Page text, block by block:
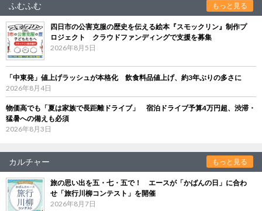
ふむふむ もっと見る
四日市の公害克服の歴史を伝える絵本『スモックリン』制作プ
ロジェクト クラウドファンディングで支援を募集
2026年8月5日
「中東発」値上げラッシュが本格化 飲食料品値上げ、約3年ぶりの多さに
2026年8月4日
物価高でも「夏は家族で長距離ドライブ」 宿泊ドライブ予算4万円超、渋滞・
猛暑への備えも必須
2026年8月3日
カルチャー もっと見る
旅の思い出を五・七・五で！ エースが「かばんの日」に合わ
せ「旅行川柳コンテスト」を開催
2026年8月7日